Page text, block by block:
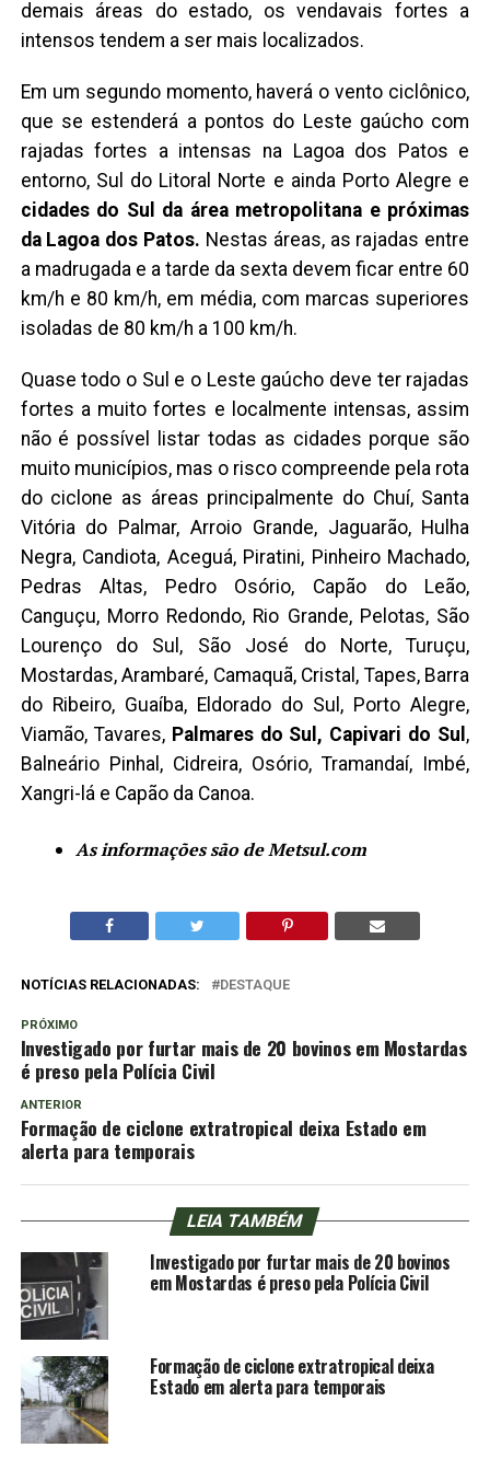
demais áreas do estado, os vendavais fortes a
intensos tendem a ser mais localizados.
Em um segundo momento, haverá o vento ciclônico,
que se estenderá a pontos do Leste gaúcho com
rajadas fortes a intensas na Lagoa dos Patos e
entorno, Sul do Litoral Norte e ainda Porto Alegre e
cidades do Sul da área metropolitana e próximas
da Lagoa dos Patos. Nestas áreas, as rajadas entre
a madrugada e a tarde da sexta devem ficar entre 60
km/h e 80 km/h, em média, com marcas superiores
isoladas de 80 km/h a 100 km/h.
Quase todo o Sul e o Leste gaúcho deve ter rajadas
fortes a muito fortes e localmente intensas, assim
não é possível listar todas as cidades porque são
muito municípios, mas o risco compreende pela rota
do ciclone as áreas principalmente do Chuí, Santa
Vitória do Palmar, Arroio Grande, Jaguarão, Hulha
Negra, Candiota, Aceguá, Piratini, Pinheiro Machado,
Pedras Altas, Pedro Osório, Capão do Leão,
Canguçu, Morro Redondo, Rio Grande, Pelotas, São
Lourenço do Sul, São José do Norte, Turuçu,
Mostardas, Arambaré, Camaquã, Cristal, Tapes, Barra
do Ribeiro, Guaíba, Eldorado do Sul, Porto Alegre,
Viamão, Tavares, Palmares do Sul, Capivari do Sul ,
Balneário Pinhal, Cidreira, Osório, Tramandaí, Imbé,
Xangri-lá e Capão da Canoa.
As informações são de Metsul.com
NOTÍCIAS RELACIONADAS: DESTAQUE
PRÓXIMO
Investigado por furtar mais de 20 bovinos em Mostardas
é preso pela Polícia Civil
ANTERIOR
Formação de ciclone extratropical deixa Estado em
alerta para temporais
LEIA TAMBÉM
Investigado por furtar mais de 20 bovinos
em Mostardas é preso pela Polícia Civil
Formação de ciclone extratropical deixa
Estado em alerta para temporais